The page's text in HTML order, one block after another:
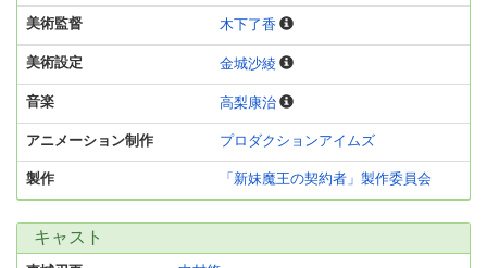
美術監督 木下了香
美術設定 金城沙綾
音楽 高梨康治
アニメーション制作 プロダクションアイムズ
製作 「新妹魔王の契約者」製作委員会
キャスト